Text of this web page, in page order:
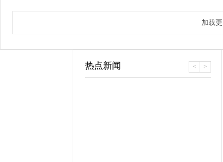
加载
热点新闻 < >